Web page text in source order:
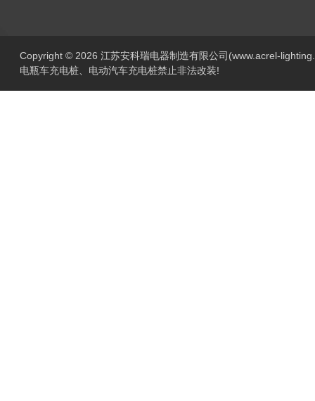
Copyright © 2026 江苏安科瑞电器制造有限公司(www.acrel-
电瓶车充电桩、电动汽车充电桩禁止非法改装!